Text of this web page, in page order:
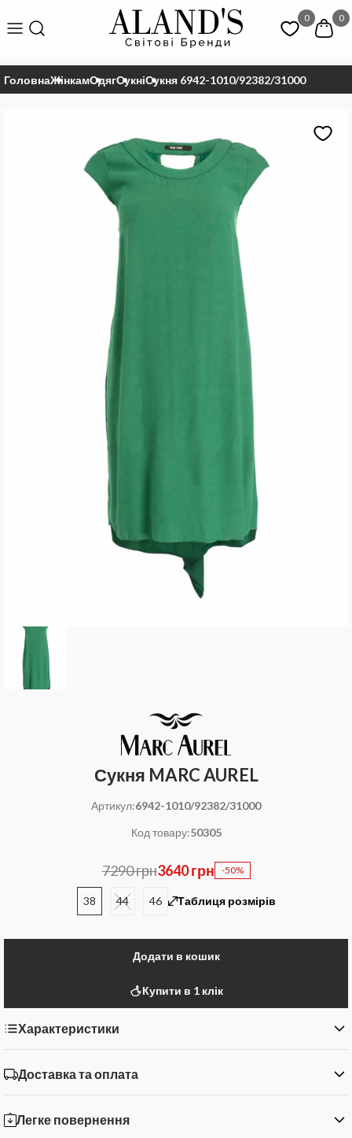
0 0
ГоловнаЖінкамОдягСукніСукня 6942-1010/92382/31000
Сукня MARC AUREL
Артикул:6942-1010/92382/31000
Код товару:50305
7290 грн3640 грн -50%
38 44 46 Таблиця розмірів
Додати в кошик
Купити в 1 клік
Характеристики
Доставка та оплата
Легке повернення